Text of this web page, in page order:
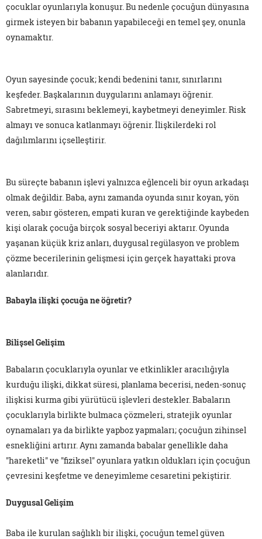
çocuklar oyunlarıyla konuşur. Bu nedenle çocuğun dünyasına
girmek isteyen bir babanın yapabileceği en temel şey, onunla
oynamaktır.
Oyun sayesinde çocuk; kendi bedenini tanır, sınırlarını
keşfeder. Başkalarının duygularını anlamayı öğrenir.
Sabretmeyi, sırasını beklemeyi, kaybetmeyi deneyimler. Risk
almayı ve sonuca katlanmayı öğrenir. İlişkilerdeki rol
dağılımlarını içselleştirir.
Bu süreçte babanın işlevi yalnızca eğlenceli bir oyun arkadaşı
olmak değildir. Baba, aynı zamanda oyunda sınır koyan, yön
veren, sabır gösteren, empati kuran ve gerektiğinde kaybeden
kişi olarak çocuğa birçok sosyal beceriyi aktarır. Oyunda
yaşanan küçük kriz anları, duygusal regülasyon ve problem
çözme becerilerinin gelişmesi için gerçek hayattaki prova
alanlarıdır.
Babayla ilişki çocuğa ne öğretir?
Bilişsel Gelişim
Babaların çocuklarıyla oyunlar ve etkinlikler aracılığıyla
kurduğu ilişki, dikkat süresi, planlama becerisi, neden-sonuç
ilişkisi kurma gibi yürütücü işlevleri destekler. Babaların
çocuklarıyla birlikte bulmaca çözmeleri, stratejik oyunlar
oynamaları ya da birlikte yapboz yapmaları; çocuğun zihinsel
esnekliğini artırır. Aynı zamanda babalar genellikle daha
"hareketli" ve "fiziksel" oyunlara yatkın oldukları için çocuğun
çevresini keşfetme ve deneyimleme cesaretini pekiştirir.
Duygusal Gelişim
Baba ile kurulan sağlıklı bir ilişki, çocuğun temel güven